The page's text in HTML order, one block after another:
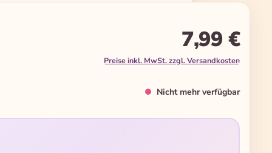
7,99 €
Preise inkl. MwSt. zzgl. Versandkosten
Nicht mehr verfügbar